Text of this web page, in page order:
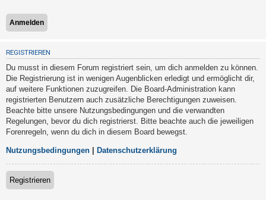
i
s
t
r
i
e
r
e
n
U
n
REGISTRIEREN
Du musst in diesem Forum registriert sein, um dich anmelden zu können.
Die Registrierung ist in wenigen Augenblicken erledigt und ermöglicht dir,
auf weitere Funktionen zuzugreifen. Die Board-Administration kann
registrierten Benutzern auch zusätzliche Berechtigungen zuweisen.
Beachte bitte unsere Nutzungsbedingungen und die verwandten
Regelungen, bevor du dich registrierst. Bitte beachte auch die jeweiligen
Forenregeln, wenn du dich in diesem Board bewegst.
Nutzungsbedingungen Datenschutzerklärung
Registrieren